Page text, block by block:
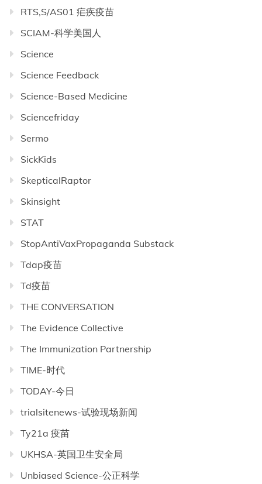
RTS,S/AS01 疟疾疫苗
SCIAM-科学美国人
Science
Science Feedback
Science-Based Medicine
Sciencefriday
Sermo
SickKids
SkepticalRaptor
Skinsight
STAT
StopAntiVaxPropaganda Substack
Tdap疫苗
Td疫苗
THE CONVERSATION
The Evidence Collective
The Immunization Partnership
TIME-时代
TODAY-今日
trialsitenews-试验现场新闻
Ty21a 疫苗
UKHSA-英国卫生安全局
Unbiased Science-公正科学